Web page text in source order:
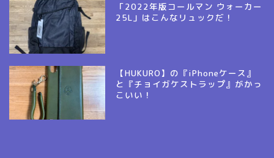
「2022年版コールマン ウォーカー
25L」はこんなリュックだ！
【HUKURO】の『iPhoneケース』
と『チョイガケストラップ』がかっ
こいい！